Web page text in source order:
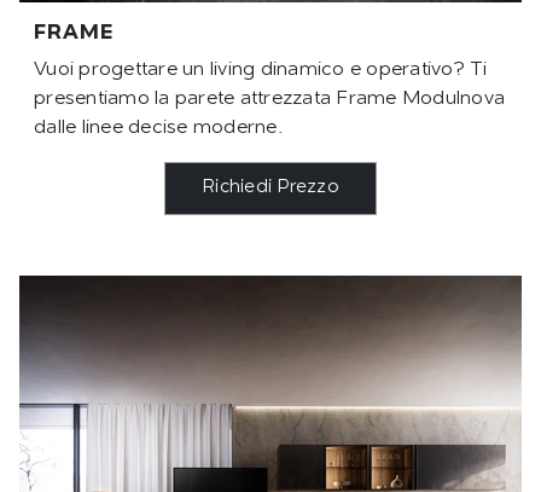
FRAME
Vuoi progettare un living dinamico e operativo? Ti
presentiamo la parete attrezzata Frame Modulnova
dalle linee decise moderne.
Richiedi Prezzo